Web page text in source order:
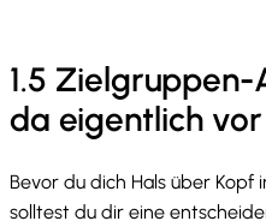
1.5 Zielgruppen-
da eigentlich
Bevor du dich Hals über
solltest du dir eine